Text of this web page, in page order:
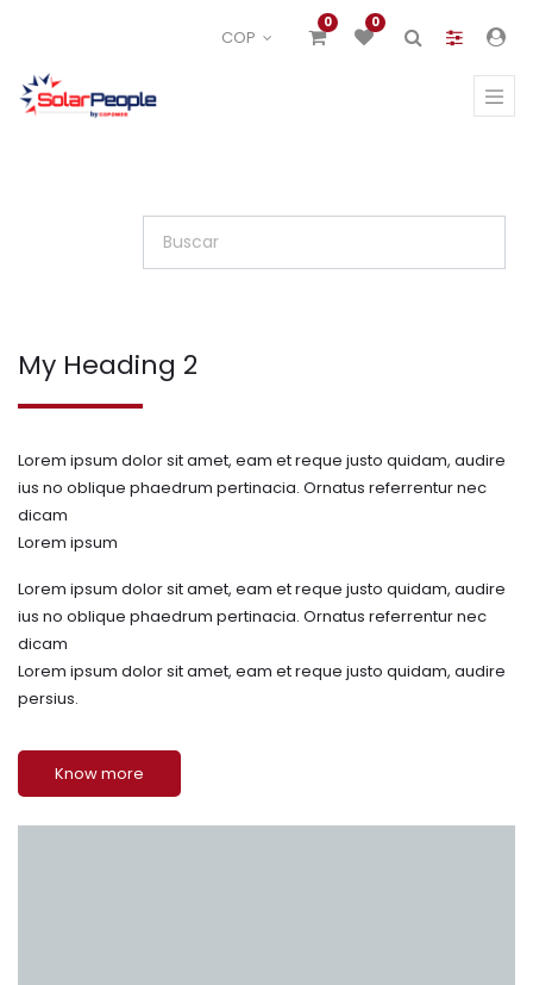
COP
0 0
My Heading 2
Lorem ipsum dolor sit amet, eam et reque justo quidam, audire
ius no oblique phaedrum pertinacia. Ornatus referrentur nec
dicam
Lorem ipsum
Lorem ipsum dolor sit amet, eam et reque justo quidam, audire
ius no oblique phaedrum pertinacia. Ornatus referrentur nec
dicam
Lorem ipsum dolor sit amet, eam et reque justo quidam, audire
persius.
Know more